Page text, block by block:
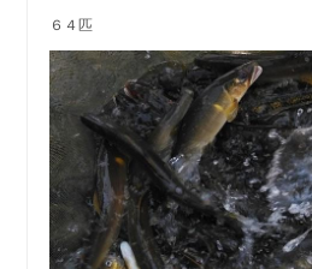
６４匹